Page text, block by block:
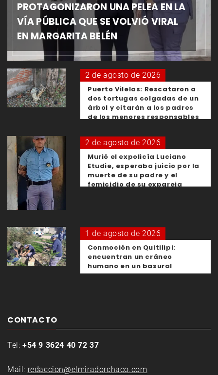
PROTAGONIZARON UNA PELEA EN LA
VÍA PÚBLICA QUE SE VOLVIÓ VIRAL
EN MARGARITA BELÉN
2 de agosto de 2026
Puerto Vilelas: Rescataron a
dos tortugas colgadas de un
árbol y citarán a los padres
de los menores responsables
2 de agosto de 2026
Murió el expolicía Luciano
Etudie, esperaba juicio por la
muerte de su padre y el
femicidio de su expareja
1 de agosto de 2026
Conmoción en Quitilipi:
encuentran un cráneo
humano en un basural
CONTACTO
Tel: +54 9 3624 40 72 37
Mail: redaccion@elmiradorchaco.com